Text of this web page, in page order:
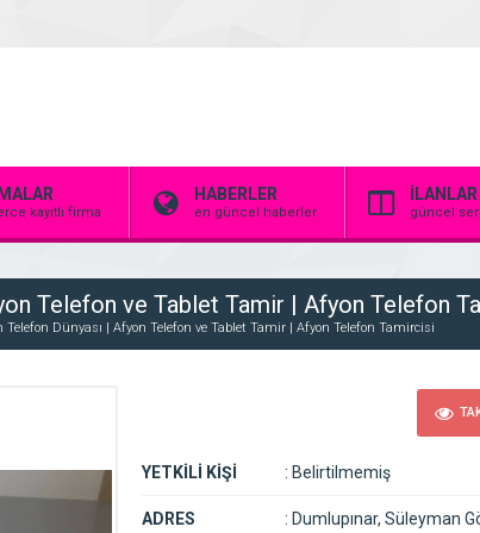
kayıtlı firma
HABERLER
en güncel haberler
İLANLAR
güncel
Telefon ve Tablet Tamir | Afyon Telefon
Telefon Dünyası | Afyon Telefon ve Tablet Tamir | Afyon Telefon Tamircisi
YETKİLİ KİŞİ : Belirtilmemiş
ADRES : Dumlupınar, Süleyman